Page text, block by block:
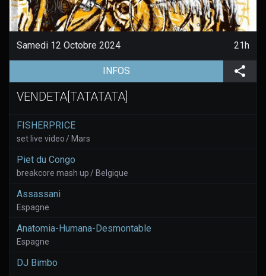
Samedi 12 Octobre 2024 21h
INFOS (aller à la page de l'évènement)
VENDETA[TATATATA]
FISHERPRICE
set live video / Mars
Piet du Congo
breakcore mash up / Belgique
Assassani
Espagne
Anatomia-Humana-Desmontable
Espagne
DJ Bimbo